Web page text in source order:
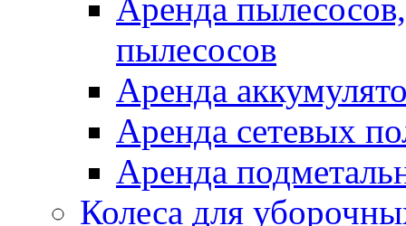
Аренда
пылесосов
Аренда
Аренда сетевых
Аренда
Колеса для